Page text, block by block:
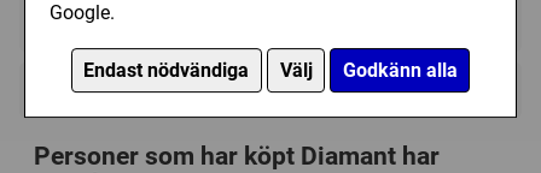
Google.
Endast nödvändiga Välj Godkänn alla
Ej tillgänglig
Övrig information
Kategori: Äventyr
Personer som har köpt Diamant har